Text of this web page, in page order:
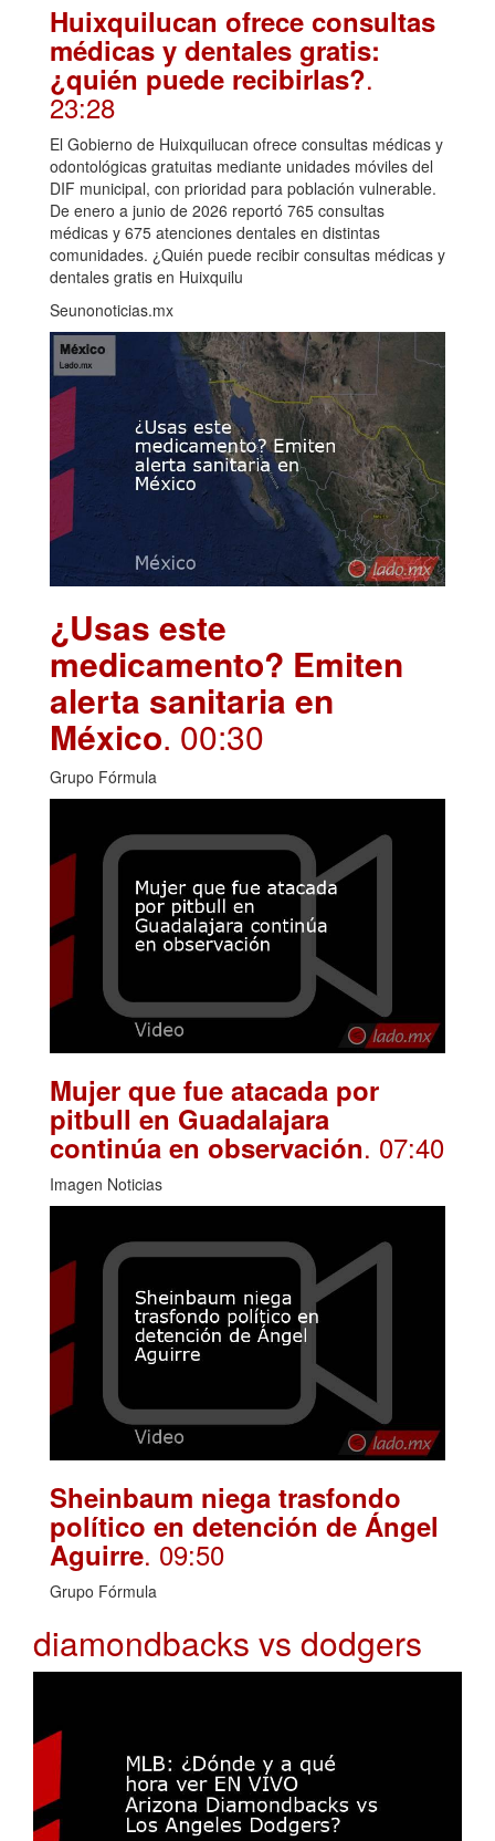
Huixquilucan ofrece consultas
médicas y dentales gratis:
¿quién puede recibirlas?.
23:28
El Gobierno de Huixquilucan ofrece consultas médicas y
odontológicas gratuitas mediante unidades móviles del
DIF municipal, con prioridad para población vulnerable.
De enero a junio de 2026 reportó 765 consultas
médicas y 675 atenciones dentales en distintas
comunidades. ¿Quién puede recibir consultas médicas y
dentales gratis en Huixquilu
Seunonoticias.mx
¿Usas este
medicamento? Emiten
alerta sanitaria en
México. 00:30
Grupo Fórmula
Mujer que fue atacada por
pitbull en Guadalajara
continúa en observación. 07:40
Imagen Noticias
Sheinbaum niega trasfondo
político en detención de Ángel
Aguirre. 09:50
Grupo Fórmula
diamondbacks vs dodgers